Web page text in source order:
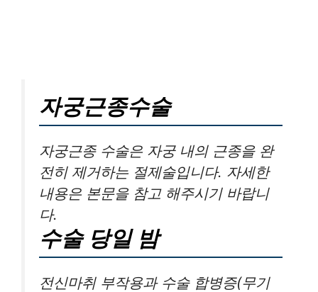
자궁근종수술
자궁근종 수술은 자궁 내의 근종을 완
전히 제거하는 절제술입니다. 자세한
내용은 본문을 참고 해주시기 바랍니
다.
수술 당일 밤
전신마취 부작용과 수술 합병증(무기